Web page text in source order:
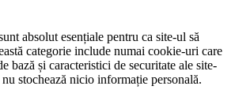
absolut esențiale pentru ca site-ul să
categorie include numai cookie-uri care
bază și caracteristici de securitate ale site-
stochează nicio informație personală.